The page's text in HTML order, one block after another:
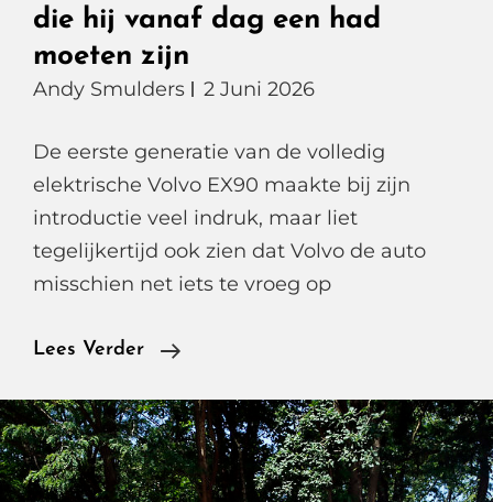
die hij vanaf dag een had
moeten zijn
Andy Smulders 2 Juni 2026
De eerste generatie van de volledig
elektrische Volvo EX90 maakte bij zijn
introductie veel indruk, maar liet
tegelijkertijd ook zien dat Volvo de auto
misschien net iets te vroeg op
Lees Verder
Volvo
Modeljaar
2026,
Eindelijk